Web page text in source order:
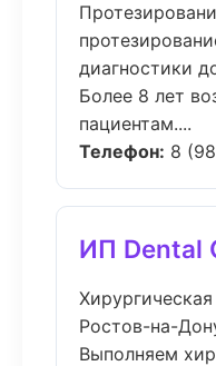
диагностики
Более 8 лет
пациентам....
Телефон: 8
ИП Dental
Ростов-на-
Выполняем